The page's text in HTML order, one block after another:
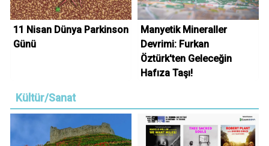
11 Nisan Dünya Parkinson
Günü
Manyetik Mineraller
Devrimi: Furkan
Öztürk'ten Geleceğin
Hafıza Taşı!
Kültür/Sanat